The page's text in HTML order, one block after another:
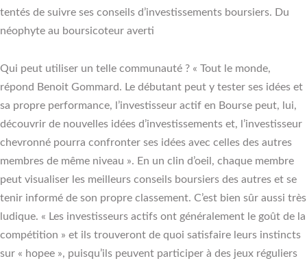
tentés de suivre ses conseils d’investissements boursiers. Du
néophyte au boursicoteur averti
Qui peut utiliser un telle communauté ? « Tout le monde,
répond Benoit Gommard. Le débutant peut y tester ses idées et
sa propre performance, l’investisseur actif en Bourse peut, lui,
découvrir de nouvelles idées d’investissements et, l’investisseur
chevronné pourra confronter ses idées avec celles des autres
membres de même niveau ». En un clin d’oeil, chaque membre
peut visualiser les meilleurs conseils boursiers des autres et se
tenir informé de son propre classement. C’est bien sûr aussi très
ludique. « Les investisseurs actifs ont généralement le goût de la
compétition » et ils trouveront de quoi satisfaire leurs instincts
sur « hopee », puisqu’ils peuvent participer à des jeux réguliers